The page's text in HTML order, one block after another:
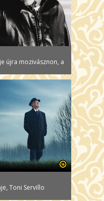
újra mozivásznon, a
Toni Servillo